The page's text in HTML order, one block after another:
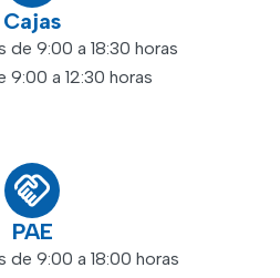
Cajas
de 9:00 a 18:30 horas
9:00 a 12:30 horas
PAE
de 9:00 a 18:00 horas